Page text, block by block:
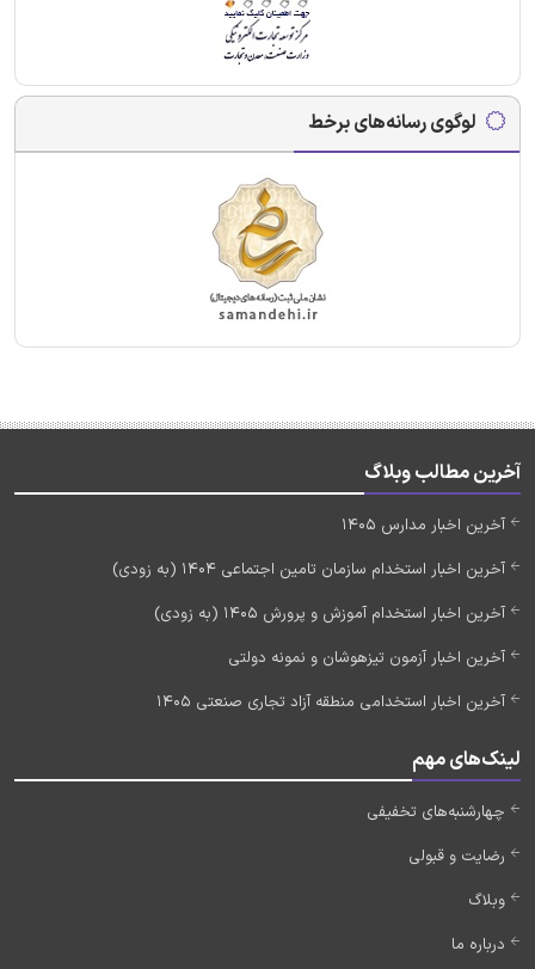
لوگوی رسانه‌های برخط
آخرین مطالب وبلاگ
آخرین اخبار مدارس 1405
آخرین اخبار استخدام سازمان تامین اجتماعی 1404 (به زودی)
آخرین اخبار استخدام آموزش و پرورش 1405 (به زودی)
آخرین اخبار آزمون تیزهوشان و نمونه دولتی
آخرین اخبار استخدامی منطقه آزاد تجاری صنعتی 1405
لینک‌های مهم
چهارشنبه‌های تخفیفی
رضایت و قبولی
وبلاگ
درباره ما